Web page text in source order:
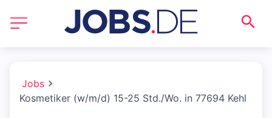
Jobs
Kosmetiker (w/m/d) 15-25 Std./Wo. in 77694 Kehl